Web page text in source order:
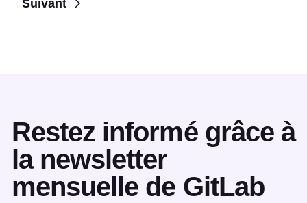
Suivant
Restez informé grâce à
la newsletter
mensuelle de GitLab